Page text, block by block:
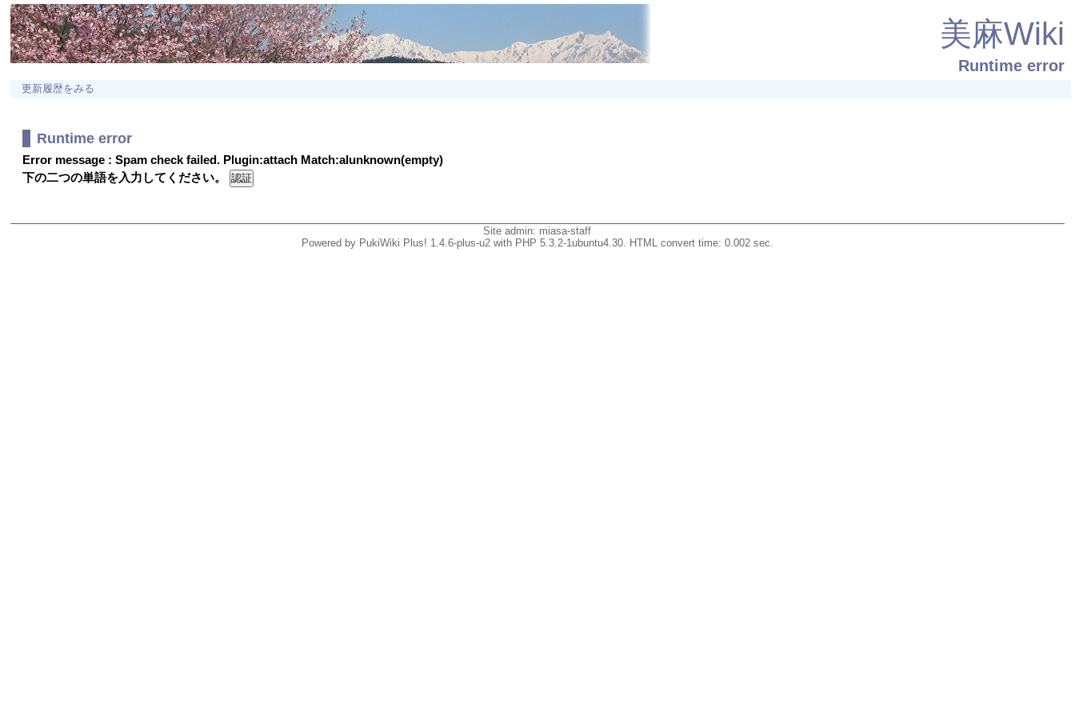
美麻Wiki
Runtime error
更新履歴をみる
Runtime error
Error message : Spam check failed. Plugin:attach Match:alunknown(empty)
下の二つの単語を入力してください。
Site admin: miasa-staff
Powered by PukiWiki Plus! 1.4.6-plus-u2 with PHP 5.3.2-1ubuntu4.30. HTML convert time: 0.002 sec.